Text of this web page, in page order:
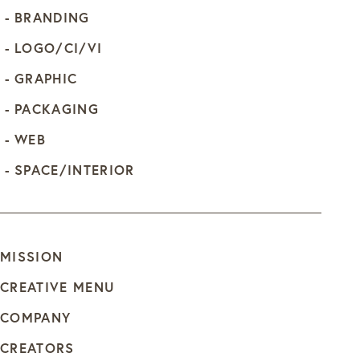
BRANDING
LOGO/CI/VI
GRAPHIC
PACKAGING
WEB
SPACE/INTERIOR
MISSION
CREATIVE MENU
COMPANY
CREATORS